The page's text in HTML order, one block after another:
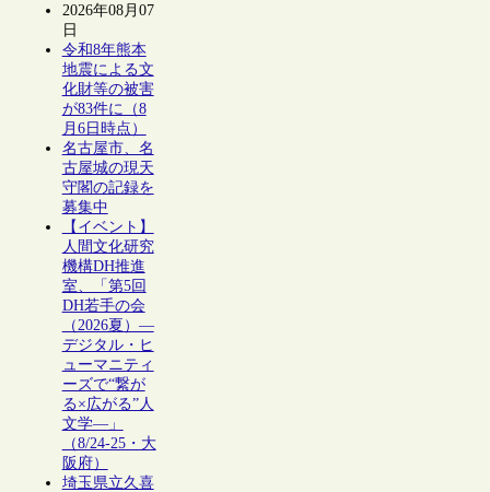
2026年08月07
日
令和8年熊本
地震による文
化財等の被害
が83件に（8
月6日時点）
名古屋市、名
古屋城の現天
守閣の記録を
募集中
【イベント】
人間文化研究
機構DH推進
室、「第5回
DH若手の会
（2026夏）―
デジタル・ヒ
ューマニティ
ーズで“繋が
る×広がる”人
文学―」
（8/24-25・大
阪府）
埼玉県立久喜